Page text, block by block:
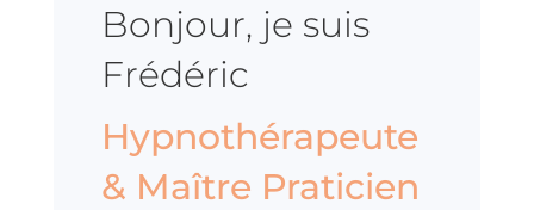
Bonjour, je suis
Frédéric
Hypnothérapeute
& Maître Praticien